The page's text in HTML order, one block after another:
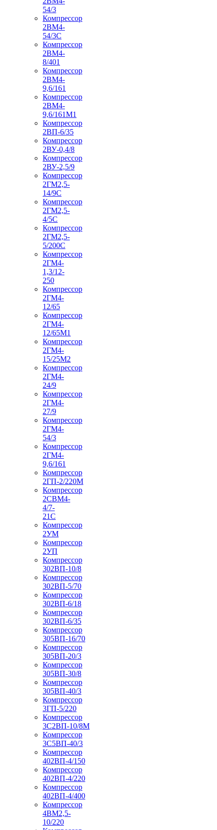
54/3
Компрессор
2ВМ4-
54/3С
Компрессор
2ВМ4-
8/401
Компрессор
2ВМ4-
9,6/161
Компрессор
2ВМ4-
9,6/161М1
Компрессор
2ВП-6/35
Компрессор
2ВУ-0,4/8
Компрессор
2ВУ-2,5/9
Компрессор
2ГМ2,5-
14/9С
Компрессор
2ГМ2,5-
4/5С
Компрессор
2ГМ2,5-
5/200С
Компрессор
2ГМ4-
1,3/12-
250
Компрессор
2ГМ4-
12/65
Компрессор
2ГМ4-
12/65М1
Компрессор
2ГМ4-
15/25М2
Компрессор
2ГМ4-
24/9
Компрессор
2ГМ4-
27/9
Компрессор
2ГМ4-
54/3
Компрессор
2ГМ4-
9,6/161
Компрессор
2ГП-2/220М
Компрессор
2СВМ4-
4/7-
21С
Компрессор
2УМ
Компрессор
2УП
Компрессор
302ВП-10/8
Компрессор
302ВП-5/70
Компрессор
302ВП-6/18
Компрессор
302ВП-6/35
Компрессор
305ВП-16/70
Компрессор
305ВП-20/3
Компрессор
305ВП-30/8
Компрессор
305ВП-40/3
Компрессор
3ГП-5/220
Компрессор
3С2ВП-10/8М
Компрессор
3С5ВП-40/3
Компрессор
402ВП-4/150
Компрессор
402ВП-4/220
Компрессор
402ВП-4/400
Компрессор
4ВМ2,5-
10/220